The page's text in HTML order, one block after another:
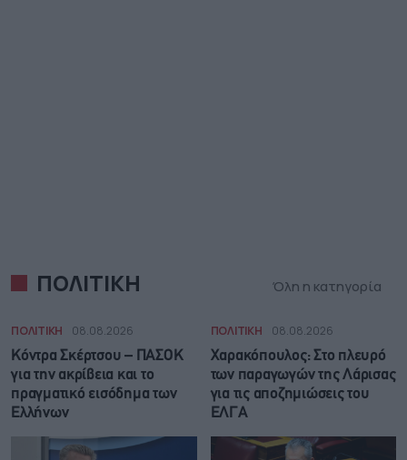
ΠΟΛΙΤΙΚΗ Όλη η κατηγορία
ΠΟΛΙΤΙΚΗ 08.08.2026
Κόντρα Σκέρτσου – ΠΑΣΟΚ
για την ακρίβεια και το
πραγματικό εισόδημα των
Ελλήνων
ΠΟΛΙΤΙΚΗ 08.08.2026
Χαρακόπουλος: Στο πλευρό
των παραγωγών της Λάρισας
για τις αποζημιώσεις του
ΕΛΓΑ